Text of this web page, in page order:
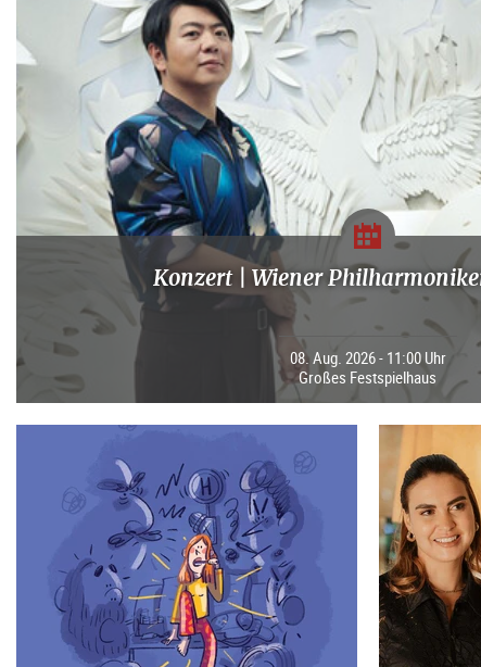
Konzert | Wiener
08. Aug. 2026 - 11:00 Uhr
Großes Festspielhaus